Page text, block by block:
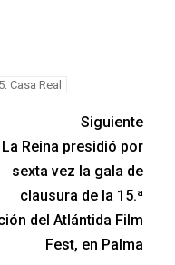
Casa Real
Siguiente
La Reina presidió por
sexta vez la gala de
clausura de la 15.ª
del Atlántida Film
Fest, en Palma